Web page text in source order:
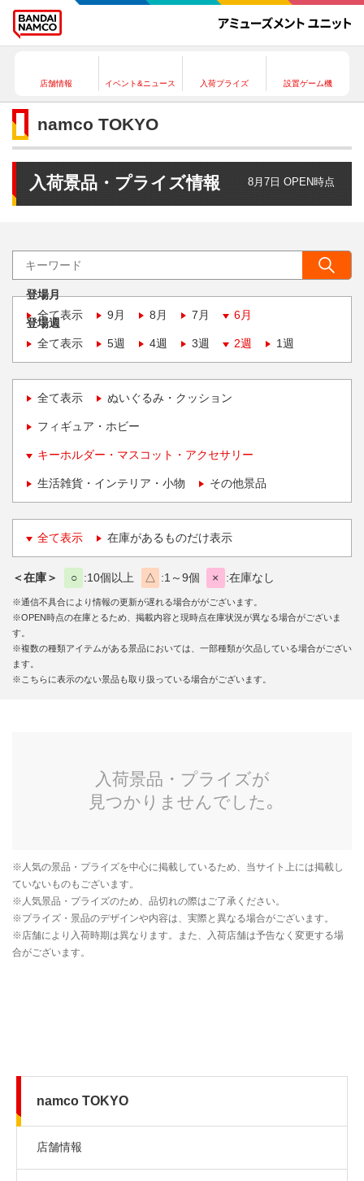
店舗情報 イベント&ニュース 入荷プライズ 設置ゲーム機
namco TOKYO
入荷景品・プライズ情報 8月7日 OPEN時点
登場月
全て表示
9月 8月 7月 6月
登場週
全て表示
5週 4週 3週 2週 1週
全て表示 ぬいぐるみ・クッション
フィギュア・ホビー
キーホルダー・マスコット・アクセサリー
生活雑貨・インテリア・小物 その他景品
全て表示 在庫があるものだけ表示
＜在庫＞ ○ 10個以上 △ 1～9個 × 在庫なし
※通信不具合により情報の更新が遅れる場合ががございます。
※OPEN時点の在庫とるため、掲載内容と現時点在庫状況が異なる場合がございま
す。
※複数の種類アイテムがある景品においては、一部種類が欠品している場合がござい
ます。
※こちらに表示のない景品も取り扱っている場合がございます。
namco TOKYO
店舗情報